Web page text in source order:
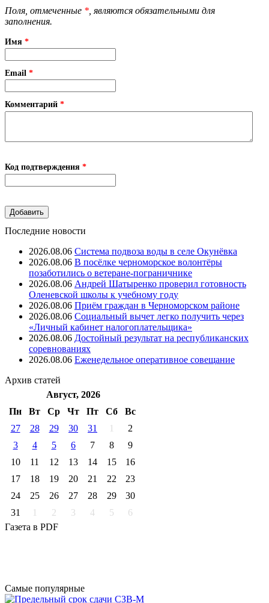
Поля, отмеченные * , являются обязательными для
заполнения.
Имя *
Email *
Комментарий *
Код подтверждения *
Последние новости
2026.08.06 Система подвоза воды в селе Окунёвка
2026.08.06 В посёлке черноморское волонтёры
позаботились о ветеране-пограничнике
2026.08.06 Андрей Шатыренко проверил готовность
Оленевской школы к учебному году
2026.08.06 Приём граждан в Черноморском районе
2026.08.06 Социальный вычет легко получить через
«Личный кабинет налогоплательщика»
2026.08.06 Достойный результат на республиканских
соревнованиях
2026.08.06 Еженедельное оперативное совещание
Архив статей
Август, 2026
Пн
Вт Ср Чт Пт Cб
Вс
27
28 29 30 31 1
2
3
4 5 6 7 8
9
10
11 12 13 14 15
16
17
18 19 20 21 22
23
24
25 26 27 28 29
30
31
1 2 3 4 5
6
Газета в PDF
Самые популярные